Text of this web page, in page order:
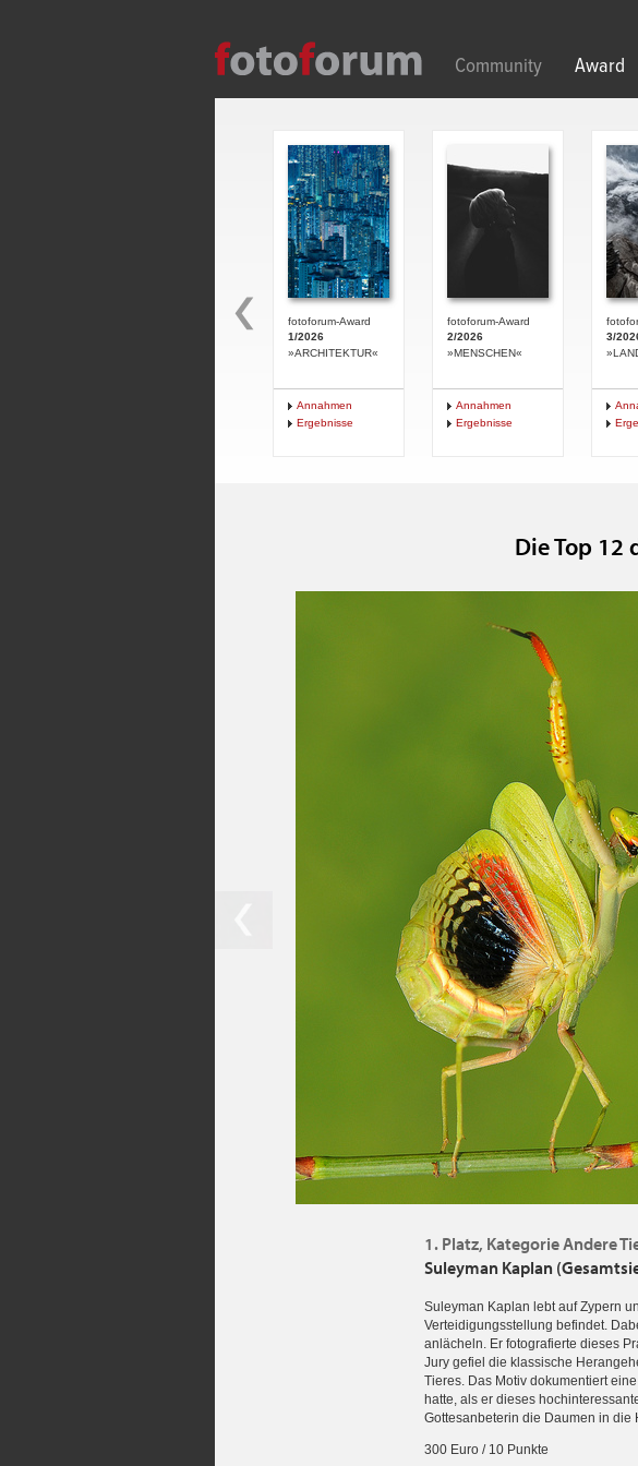
Community Award
fotoforum-Award
1/2026
»ARCHITEKTUR«
Annahmen
Ergebnisse
fotoforum-Award
2/2026
»MENSCHEN«
Annahmen
Ergebnisse
3/
Die Top 12
1. Platz, Kategorie Andere
Suleyman Kaplan
Suleyman Kaplan lebt auf Zypern
Verteidigungsstellung befindet.
anlächeln. Er fotografierte dieses
Jury gefiel die klassische
Tieres. Das Motiv dokumentiert
hatte, als er dieses
Gottesanbeterin die Daumen in die
300 Euro / 10 Punkte